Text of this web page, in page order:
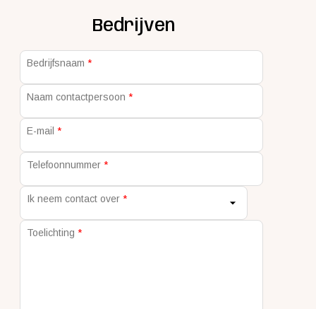
Bedrijven
Bedrijfsnaam
Naam contactpersoon
E-mail
Telefoonnummer
Ik neem contact over
Toelichting